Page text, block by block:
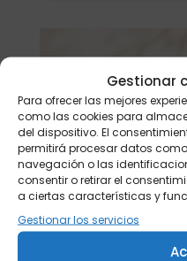
Gestionar
Para ofrecer las mejores
como las cookies para
del dispositivo. El
permitirá procesar datos
navegación o las
consentir o retirar el
a ciertas características y
Gestionar los servicios